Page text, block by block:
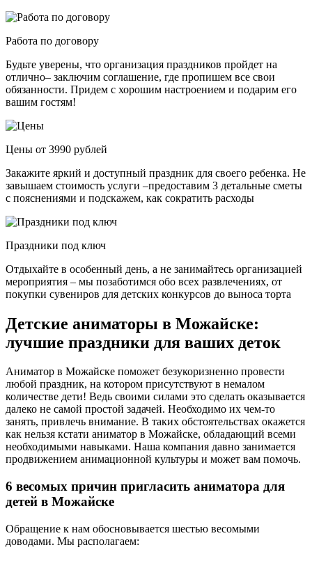
Работа по договору
Будьте уверены, что организация праздников пройдет на
отлично– заключим соглашение, где пропишем все свои
обязанности. Придем с хорошим настроением и подарим его
вашим гостям!
Цены от 3990 рублей
Закажите яркий и доступный праздник для своего ребенка. Не
завышаем стоимость услуги –предоставим 3 детальные сметы
с пояснениями и подскажем, как сократить расходы
Праздники под ключ
Отдыхайте в особенный день, а не занимайтесь организацией
мероприятия – мы позаботимся обо всех развлечениях, от
покупки сувениров для детских конкурсов до выноса торта
Детские аниматоры в Можайске:
лучшие праздники для ваших деток
Аниматор в Можайске поможет безукоризненно провести
любой праздник, на котором присутствуют в немалом
количестве дети! Ведь своими силами это сделать оказывается
далеко не самой простой задачей. Необходимо их чем-то
занять, привлечь внимание. В таких обстоятельствах окажется
как нельзя кстати аниматор в Можайске, обладающий всеми
необходимыми навыками. Наша компания давно занимается
продвижением анимационной культуры и может вам помочь.
6 весомых причин пригласить аниматора для
детей в Можайске
Обращение к нам обосновывается шестью весомыми
доводами. Мы располагаем: